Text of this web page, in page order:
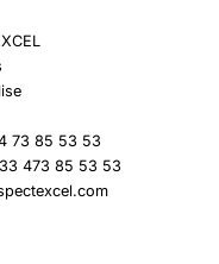
73 85 53 53
473 85 53 53